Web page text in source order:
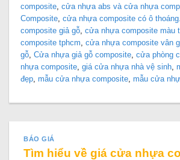
composite,cửa nhựa abs và cửa nhựa
Composite,cửa nhựa composite có ô thoáng.
composite giả gỗ,cửa nhựa composite màu
composite tphcm,cửa nhựa composite vân
gỗ,Cửa nhựa giả gỗ composite,cửa phòng
nhựa composite,giá cửa nhựa nhà vệ sinh,
đẹp,mẫu cửa nhựa composite,mẫu cửa
BÁO GIÁ
Tìm hiểu về giá cửa nhựa